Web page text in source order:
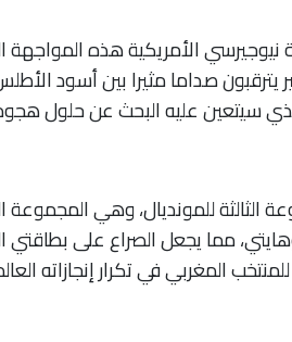
الأمريكية هذه المواجهة
يترقبون صداما مثيرا بين أسود
الذي سيتعين عليه البحث عن حلول
للمونديال، وهي المجموعة
مما يجعل الصراع على
المغربي في تكرار إنجازاته